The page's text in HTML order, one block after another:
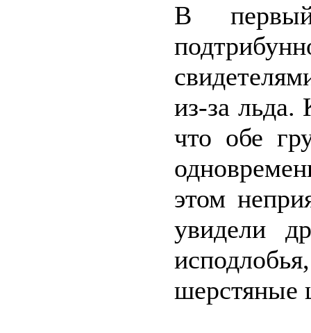
В
из-за льда.
что обе
этом
увидели
шерстяные